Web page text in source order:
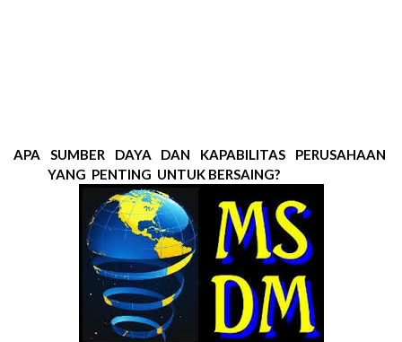
APA SUMBER DAYA DAN KAPABILITAS
PERUSAHAAN
YANG PENTING UNTUK BERSAING?